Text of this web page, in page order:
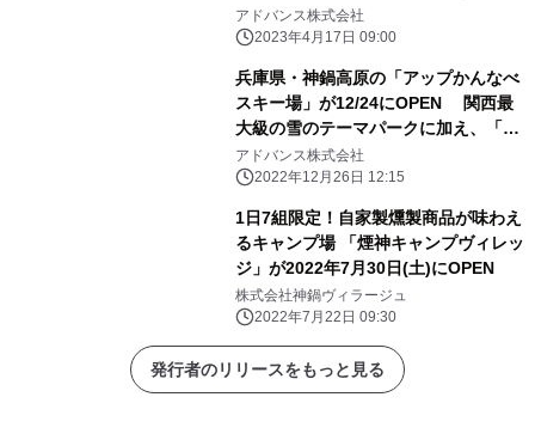
日から開始
アドバンス株式会社
2023年4月17日 09:00
兵庫県・神鍋高原の「アップかんなべ
スキー場」が12/24にOPEN 関西最
大級の雪のテーマパークに加え、「ゲ
レンデサウナ」体験も提供
アドバンス株式会社
2022年12月26日 12:15
1日7組限定！自家製燻製商品が味わえ
るキャンプ場 「煙神キャンプヴィレッ
ジ」が2022年7月30日(土)にOPEN
株式会社神鍋ヴィラージュ
2022年7月22日 09:30
発行者のリリースをもっと見る